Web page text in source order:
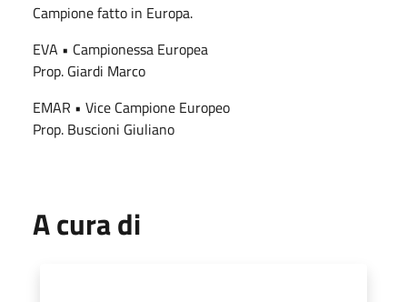
Campione fatto in Europa.
EVA • Campionessa Europea
Prop. Giardi Marco
EMAR • Vice Campione Europeo
Prop. Buscioni Giuliano
A cura di